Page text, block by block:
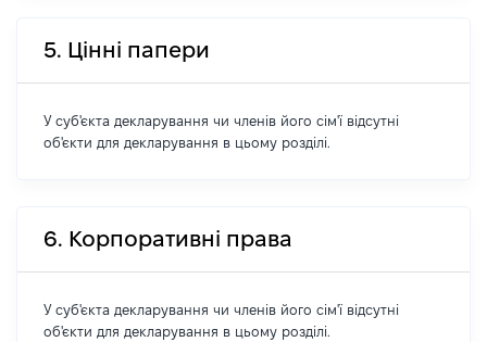
5. Цінні папери
У суб'єкта декларування чи членів його сім'ї відсутні
об'єкти для декларування в цьому розділі.
6. Корпоративні права
У суб'єкта декларування чи членів його сім'ї відсутні
об'єкти для декларування в цьому розділі.